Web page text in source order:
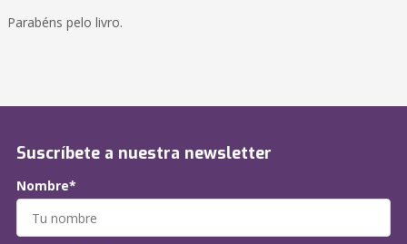
Parabéns pelo livro.
Suscríbete a nuestra newsletter
Nombre*